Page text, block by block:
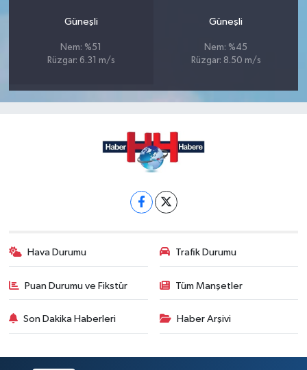
Güneşli
Nem: %51
Rüzgar: 6.31 m/s
Güneşli
Nem: %45
Rüzgar: 8.50 m/s
Hava Durumu Trafik Durumu
Puan Durumu ve Fikstür Tüm Manşetler
Son Dakika Haberleri Haber Arşivi